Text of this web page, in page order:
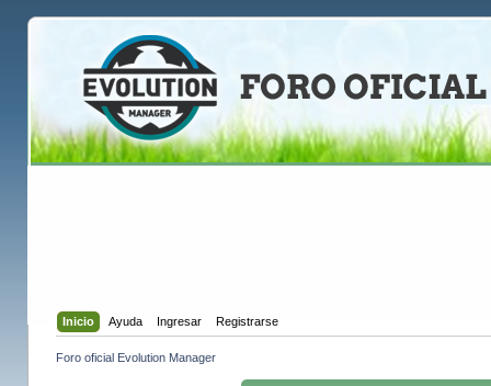
Inicio Ayuda Ingresar Registrarse
Foro oficial Evolution Manager